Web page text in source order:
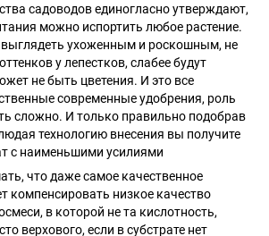
садоводов единогласно утверждают,
можно испортить любое растение.
выглядеть ухоженным и роскошным, не
у лепестков, слабее будут
не быть цветения. И это все
современные удобрения, роль
сложно. И только правильно подобрав
технологию внесения вы получите
с наименьшими усилиями
что даже самое качественное
компенсировать низкое качество
в которой не та кислотность,
верхового, если в субстрате нет